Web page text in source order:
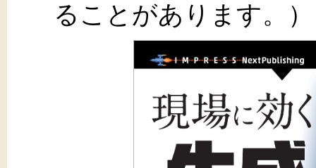
ることがあります。）